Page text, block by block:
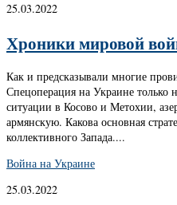
25.03.2022
Хроники мировой
Как и предсказывали многие
Спецоперация на Украине только
ситуации в Косово и Метохии,
армянскую. Какова основная
коллективного Запада....
Война на Украине
25.03.2022